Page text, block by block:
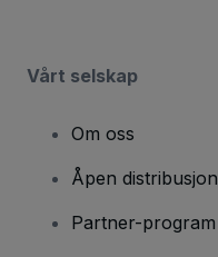
Vårt selskap
Om oss
Åpen distribusjon
Partner-program